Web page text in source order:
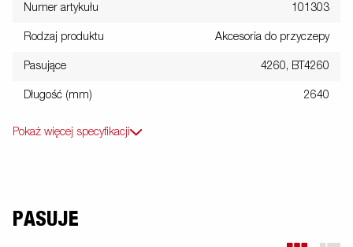
Numer artykułu 101303
Rodzaj produktu Akcesoria do przyczepy
Pasujące 4260, BT4260
Długość (mm) 2640
Pokaż więcej specyfikacji
PASUJE